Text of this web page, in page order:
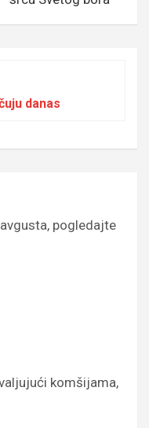
danas
pogledajte
komšijama,